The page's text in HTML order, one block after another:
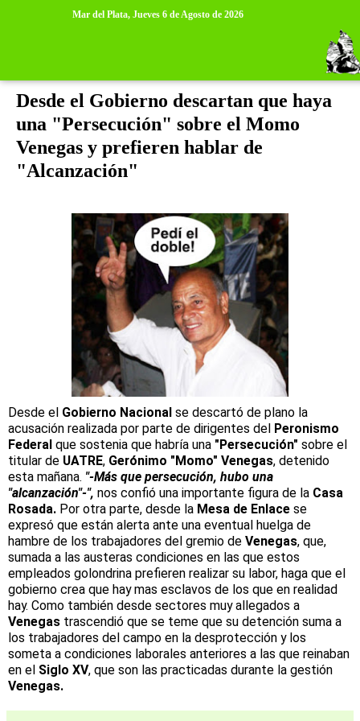
Mar del Plata, Jueves 6 de Agosto de 2026
Desde el Gobierno descartan que haya
una "Persecución" sobre el Momo
Venegas y prefieren hablar de
"Alcanzación"
Desde el Gobierno Nacional se descartó de plano la
acusación realizada por parte de dirigentes del Peronismo
Federal que sostenia que habría una "Persecución" sobre el
titular de UATRE, Gerónimo "Momo" Venegas, detenido
esta mañana. "-Más que persecución, hubo una
"alcanzación"-", nos confió una importante figura de la Casa
Rosada. Por otra parte, desde la Mesa de Enlace se
expresó que están alerta ante una eventual huelga de
hambre de los trabajadores del gremio de Venegas, que,
sumada a las austeras condiciones en las que estos
empleados golondrina prefieren realizar su labor, haga que el
gobierno crea que hay mas esclavos de los que en realidad
hay. Como también desde sectores muy allegados a
Venegas trascendió que se teme que su detención suma a
los trabajadores del campo en la desprotección y los
someta a condiciones laborales anteriores a las que reinaban
en el Siglo XV, que son las practicadas durante la gestión
Venegas.